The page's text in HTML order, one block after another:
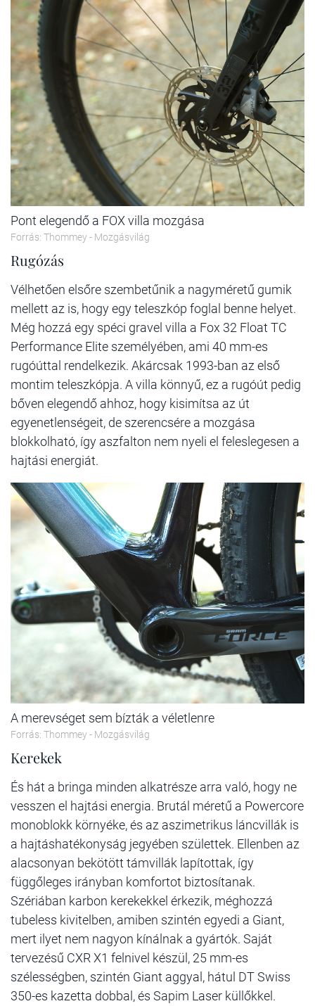
Pont elegendő a FOX villa mozgása
Forrás: Thommey - Mozgásvilág
Rugózás
Vélhetően elsőre szembetűnik a nagyméretű gumik
mellett az is, hogy egy teleszkóp foglal benne helyet.
Még hozzá egy spéci gravel villa a Fox 32 Float TC
Performance Elite személyében, ami 40 mm-es
rugóúttal rendelkezik. Akárcsak 1993-ban az első
montim teleszkópja. A villa könnyű, ez a rugóút pedig
bőven elegendő ahhoz, hogy kisimítsa az út
egyenetlenségeit, de szerencsére a mozgása
blokkolható, így aszfalton nem nyeli el feleslegesen a
hajtási energiát.
A merevséget sem bízták a véletlenre
Forrás: Thommey - Mozgásvilág
Kerekek
És hát a bringa minden alkatrésze arra való, hogy ne
vesszen el hajtási energia. Brutál méretű a Powercore
monoblokk környéke, és az aszimetrikus láncvillák is
a hajtáshatékonyság jegyében születtek. Ellenben az
alacsonyan bekötött támvillák lapítottak, így
függőleges irányban komfortot biztosítanak.
Szériában karbon kerekekkel érkezik, méghozzá
tubeless kivitelben, amiben szintén egyedi a Giant,
mert ilyet nem nagyon kínálnak a gyártók. Saját
tervezésű CXR X1 felnivel készül, 25 mm-es
szélességben, szintén Giant aggyal, hátul DT Swiss
350-es kazetta dobbal, és Sapim Laser küllőkkel.